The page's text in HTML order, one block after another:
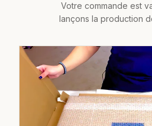
Votre commande est
lançons la production